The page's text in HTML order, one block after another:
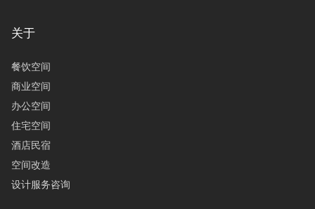
关于
餐饮空间
商业空间
办公空间
住宅空间
酒店民宿
空间改造
设计服务咨询